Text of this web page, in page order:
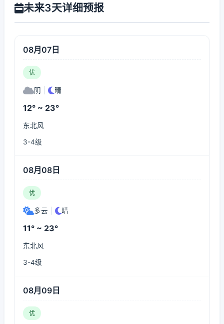
未来3天详细预报
08月07日
优
阴 晴
12° ~ 23°
东北风
3-4级
08月08日
优
多云 晴
11° ~ 23°
东北风
3-4级
08月09日
优